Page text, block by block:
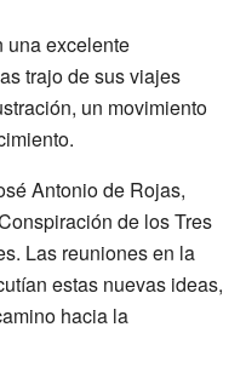
una excelente
trajo de sus viajes
un movimiento
Antonio de Rojas,
de los Tres
Las reuniones en la
estas nuevas ideas,
hacia la